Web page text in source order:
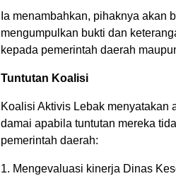
Ia menambahkan, pihaknya akan
mengumpulkan bukti dan
kepada pemerintah daerah
Tuntutan Koalisi
Koalisi Aktivis Lebak menyatakan
damai apabila tuntutan mereka
pemerintah daerah:
1. Mengevaluasi kinerja Dinas